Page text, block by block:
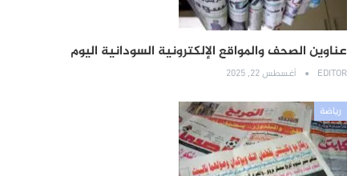
عناوين الصحف والمواقع الإلكترونية السودانية اليوم
EDITOR أغسطس 22, 2025
رياضة